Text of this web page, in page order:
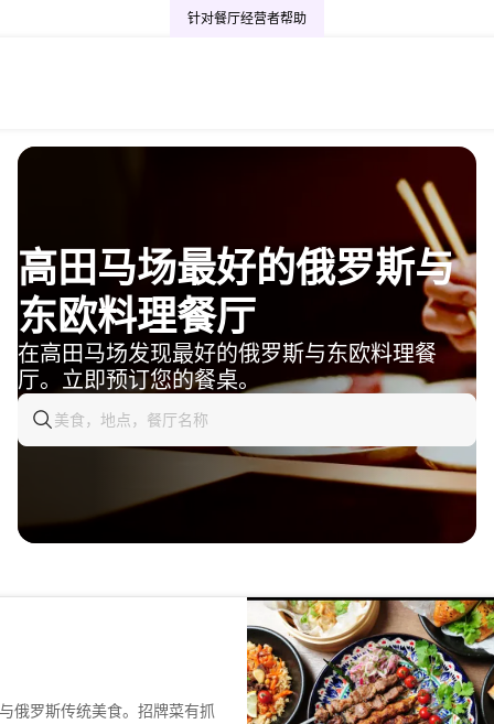
针对餐厅经营者帮助
高田马场最好的俄罗斯与
东欧料理餐厅
在高田马场发现最好的俄罗斯与东欧料理餐
厅。立即预订您的餐桌。
俄罗斯传统美食。招牌菜有抓